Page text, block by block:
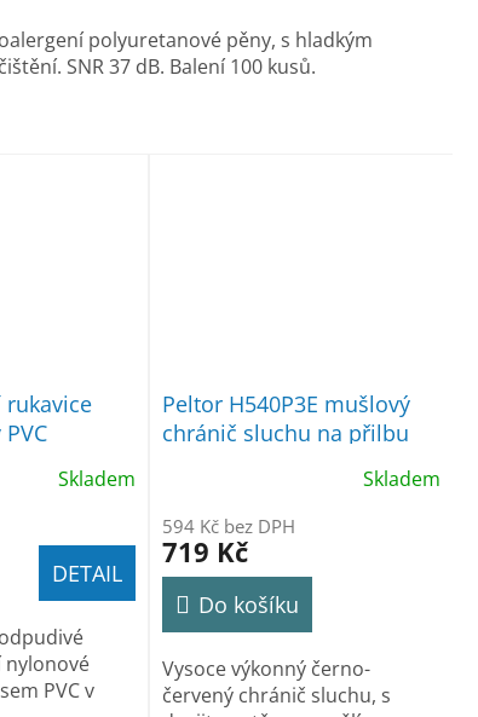
polyuretanové pěny, s hladkým
SNR 37 dB. Balení 100 kusů.
rukavice
Skladem
DETAIL
nylonové
PVC v
Peltor H540P3E mušlový
chránič sluchu na přilbu
Skladem
594 Kč bez DPH
719 Kč
Do košíku
Vysoce výkonný černo-
červený chránič sluchu, s